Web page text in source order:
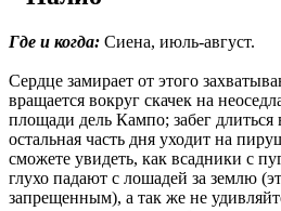
Где и когда: Сиена, июль-август.
Сердце замирает от этого
вращается вокруг скачек на
площади дель Кампо; забег длиться
остальная часть дня уходит на
сможете увидеть, как всадники с
глухо падают с лошадей за землю
запрещенным), а так же не